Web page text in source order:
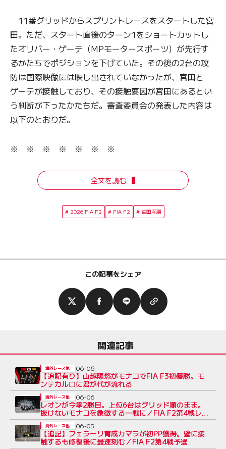
11番グリッドからスプリントレースをスタートした宮
田。ただ、スタート直後のターン1をショートカットし
たオリバー・ゲーテ（MPモータースポーツ）が先行す
るかたちでポジションを下げていた。その後の2台の攻
防は国際映像には映し出されていなかったが、宮田と
ゲーテが接触しており、その接触要因が宮田にあるとい
う判断が下ったかたちだ。審査委員会の発表した内容は
以下のとおりだ。
※ ※ ※ ※ ※ ※ ※
全文を読む
2026 FIA F2 FIA F2 宮田莉朋
この記事をシェア
関連記事
【追記有り】山越陽悠がモナコでFIA F3初優勝。モ
ンテカルロに君が代が流れる
海外レース他 06-06
レオンが今季2勝目。上位6台はグリッド順のまま。
抜けないモナコを象徴する一戦に／FIA F2第4戦レー
ス1
海外レース他 06-06
【追記】フェラーリ育成カマラが初PP獲得。壁に接
触するも修復後に最速刻む／FIA F2第4戦予選
海外レース他 06-05